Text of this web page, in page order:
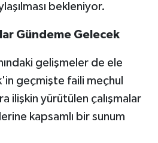
bekleniyor.
Gündeme Gelecek
gelişmeler de ele
geçmişte faili meçhul
ilişkin yürütülen çalışmalar
kapsamlı bir sunum